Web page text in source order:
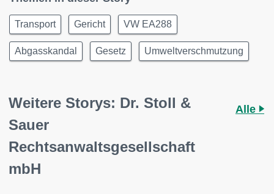
Transport Gericht VW EA288
Abgasskandal Gesetz Umweltverschmutzung
Weitere Storys: Dr. Stoll &
Sauer
Rechtsanwaltsgesellschaft
mbH
Alle